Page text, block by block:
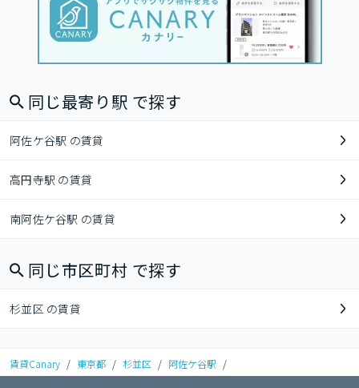
同じ最寄り駅 で探す
阿佐ケ谷駅 の賃貸
高円寺駅 の賃貸
南阿佐ケ谷駅 の賃貸
同じ市区町村 で探す
杉並区 の賃貸
賃貸Canary / 東京都 / 杉並区 / 阿佐ケ谷駅 /